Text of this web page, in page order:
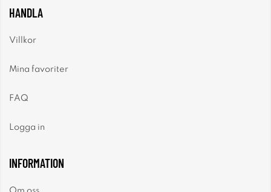
HANDLA
Villkor
Mina favoriter
FAQ
Logga in
INFORMATION